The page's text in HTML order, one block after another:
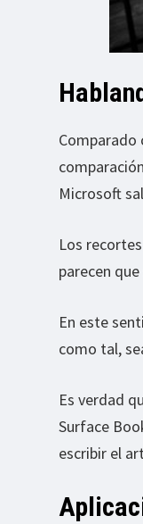
Comparado
Microsoft
Los
parecen
En este
como tal,
Es verdad
Surface
escribir el